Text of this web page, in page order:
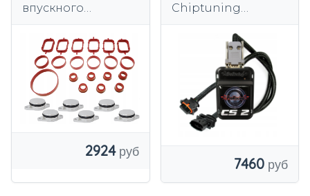
впускного
32 мм 6 шт. для
BMW M57 Дизель
2924
Chiptuning
Chiptuning для
бензинового
автомобиля CS2
7460